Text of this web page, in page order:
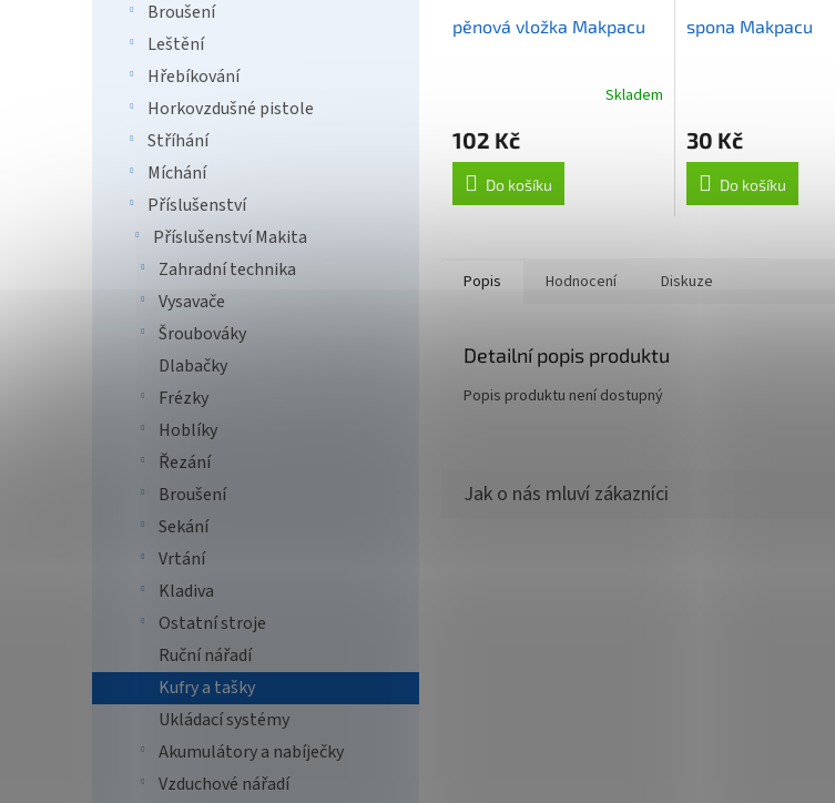
Broušení
Leštění
Hřebíkování
Horkovzdušné pistole
Stříhání
Míchání
Příslušenství
Příslušenství Makita
Zahradní technika
Vysavače
Šroubováky
Dlabačky
Frézky
Hoblíky
Řezání
Broušení
Sekání
Vrtání
Kladiva
Ostatní stroje
Ruční nářadí
Kufry a tašky
Ukládací systémy
Akumulátory a nabíječky
Vzduchové nářadí
pěnová vložka Makpacu
Skladem
102 Kč
Do košíku
spona Makpacu
30 Kč
Do košíku
Popis Hodnocení Diskuze
Detailní popis produktu
Popis produktu není dostupný